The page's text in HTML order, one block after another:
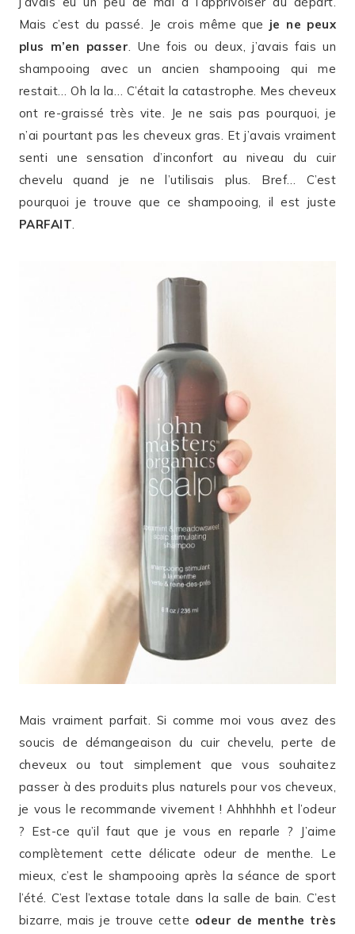
Mais c’est du passé. Je crois même que je ne peux
plus m’en passer . Une fois ou deux, j’avais fais un
shampooing avec un ancien shampooing qui me
restait… Oh la la… C’était la catastrophe. Mes cheveux
ont re-graissé très vite. Je ne sais pas pourquoi, je
n’ai pourtant pas les cheveux gras. Et j’avais vraiment
senti une sensation d’inconfort au niveau du cuir
chevelu quand je ne l’utilisais plus. Bref… C’est
pourquoi je trouve que ce shampooing, il est juste
PARFAIT
Mais vraiment parfait. Si comme moi vous avez des
soucis de démangeaison du cuir chevelu, perte de
cheveux ou tout simplement que vous souhaitez
passer à des produits plus naturels pour vos cheveux,
je vous le recommande vivement ! Ahhhhhh et l’odeur
? Est-ce qu’il faut que je vous en reparle ? J’aime
complètement cette délicate odeur de menthe. Le
mieux, c’est le shampooing après la séance de sport
l’été. C’est l’extase totale dans la salle de bain. C’est
bizarre, mais je trouve cette odeur de menthe très